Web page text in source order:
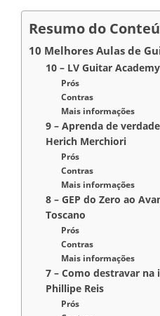
Resumo do
10 Melhores Aulas de
10 – LV Guitar
Prós
Contras
Mais informações
9 – Aprenda de
Herich Merchiori
Prós
Contras
Mais informações
8 – GEP do Zero ao
Toscano
Prós
Contras
Mais informações
7 – Como destravar
Phillipe Reis
Prós